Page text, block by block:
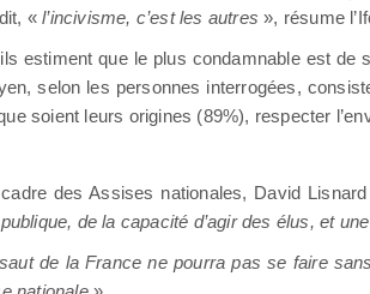
«l’incivisme, c’est les autres », résume
estiment que le plus condamnable est
selon les personnes interrogées,
soient leurs origines (89%), respecter
des Assises nationales, David
de la capacité d’agir des élus, et
de la France ne pourra pas se faire